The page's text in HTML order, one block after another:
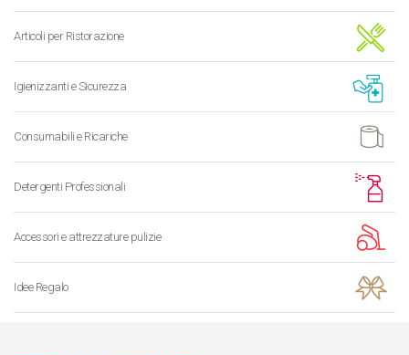
Articoli per Ristorazione
Igienizzanti e Sicurezza
Consumabili e Ricariche
Detergenti Professionali
Accessori e attrezzature pulizie
Idee Regalo